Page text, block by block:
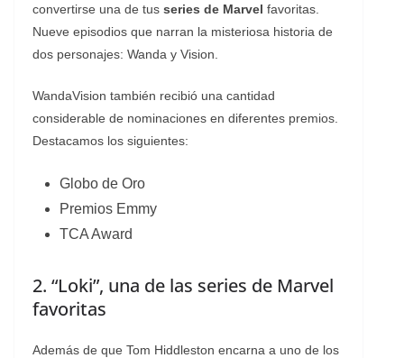
convertirse una de tus series de Marvel favoritas.
Nueve episodios que narran la misteriosa historia de
dos personajes: Wanda y Vision.
WandaVision también recibió una cantidad
considerable de nominaciones en diferentes premios.
Destacamos los siguientes:
Globo de Oro
Premios Emmy
TCA Award
2. “Loki”, una de las series de Marvel
favoritas
Además de que Tom Hiddleston encarna a uno de los